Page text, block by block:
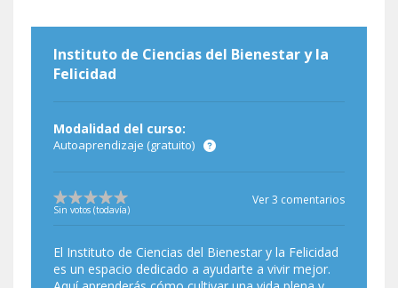
Instituto de Ciencias del Bienestar y la
Felicidad
Modalidad del curso:
Autoaprendizaje (gratuito)
Sin votos (todavía)
Ver 3 comentarios
El Instituto de Ciencias del Bienestar y la Felicidad
es un espacio dedicado a ayudarte a vivir mejor.